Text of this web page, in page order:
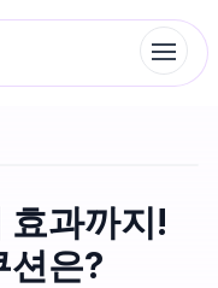
효과까지!
션은?